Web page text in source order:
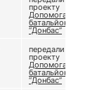
проекту
Допомога
батальйону
“Донбас”
передали
проекту
Допомога
батальйону
“Донбас”